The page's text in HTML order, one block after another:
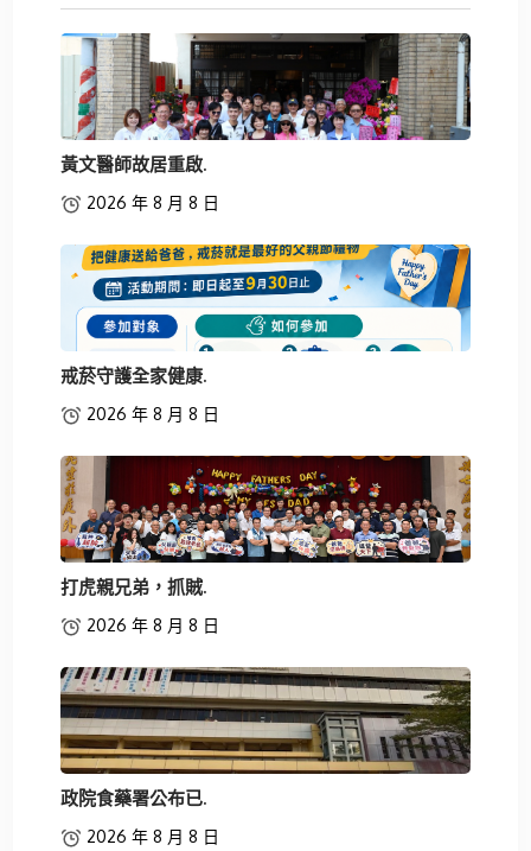
黃文醫師故居重啟.
2026 年 8 月 8 日
戒菸守護全家健康.
2026 年 8 月 8 日
打虎親兄弟，抓賊.
2026 年 8 月 8 日
政院食藥署公布已.
2026 年 8 月 8 日